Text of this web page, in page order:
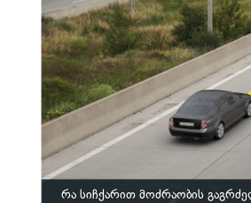
რა სიჩქარით მოძრაობის